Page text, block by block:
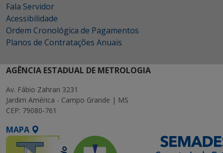
Fala Servidor
Acessibilidade
Ordem Cronológica de Pagamentos
Planos de Contratações Anuais
AGÊNCIA ESTADUAL DE METROLOGIA
Av. Fábio Zahran 3231
Jardim América - Campo Grande | MS
CEP: 79080-761
MAPA